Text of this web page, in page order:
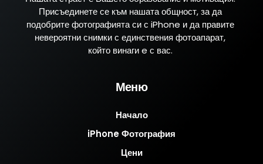
Присъединете се към нашата общност, за да
подобрите фотографията си с iPhone и да правите
невероятни снимки с единствения фотоапарат,
който винаги e с вас.
Меню
Начало
iPhone Фотография
Цени